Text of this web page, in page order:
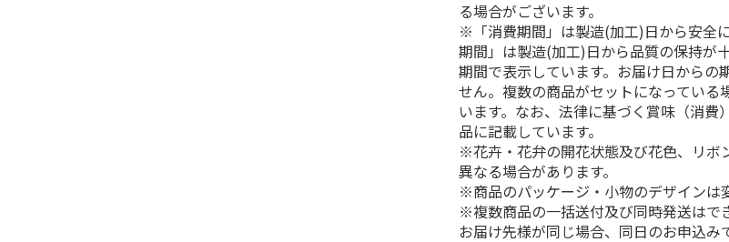
る場合がございます。
※「消費期間」は製造(加工)日から安全
期間」は製造(加工)日から品質の保持が
期間で表示しています。お届け日からの
せん。複数の商品がセットになっている
います。なお、法律に基づく賞味（消
品に記載しています。
※花卉・花弁の開花状態及び花色、リボ
異なる場合があります。
※商品のパッケージ・小物のデザインは
※複数商品の一括送付及び同時発送はで
お届け先様が同じ場合、同日のお申込み